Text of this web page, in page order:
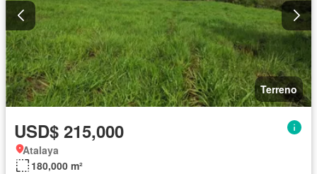
Terreno
USD$ 215,000
Atalaya
180,000 m²